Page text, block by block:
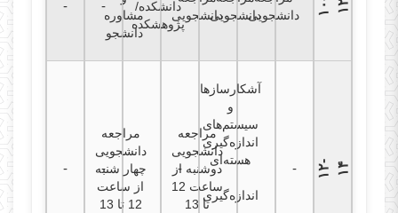
۱۰-۱ ۲
دانشجوییدانشجوییدانشجویی
دانشکده/
پژوهشکده
مشاوره
دانشجو
-
-
۱
۲
-
۱ ۴ -
آشکارسازها
و
سیستم‌های
اندازه‌گیری
هسته‌ای
اندازه‌گیری
مراجعه
دانشجویی
دوشنبه از
ساعت 12
تا 13
-
مراجعه
دانشجویی
چهار شنبه
از ساعت
12 تا 13
-
-